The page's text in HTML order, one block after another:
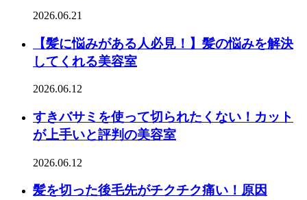
2026.06.21
【髪に悩みがある人必見！】髪の悩みを解決
してくれる美容室
2026.06.12
すきバサミを使って切られたくない！カット
が上手いと評判の美容室
2026.06.12
髪を切った後毛先がチクチク痛い！原因